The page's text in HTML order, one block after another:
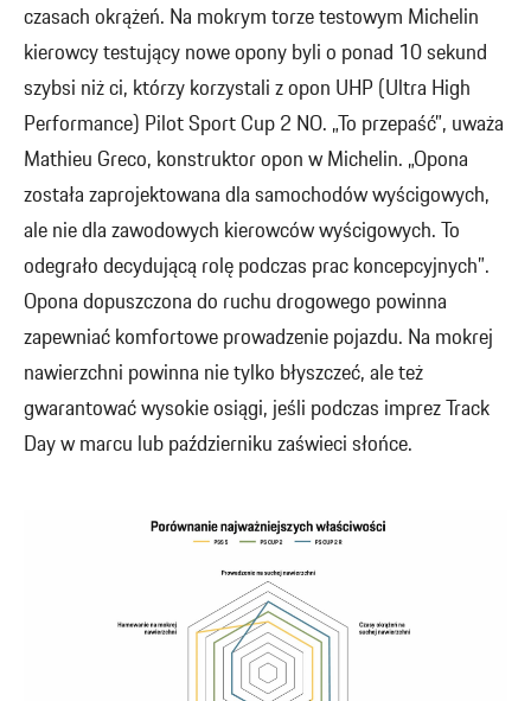
czasach okrążeń. Na mokrym torze testowym Michelin
kierowcy testujący nowe opony byli o ponad 10 sekund
szybsi niż ci, którzy korzystali z opon UHP (Ultra High
Performance) Pilot Sport Cup 2 NO. „To przepaść”, uważa
Mathieu Greco, konstruktor opon w Michelin. „Opona
została zaprojektowana dla samochodów wyścigowych,
ale nie dla zawodowych kierowców wyścigowych. To
odegrało decydującą rolę podczas prac koncepcyjnych”.
Opona dopuszczona do ruchu drogowego powinna
zapewniać komfortowe prowadzenie pojazdu. Na mokrej
nawierzchni powinna nie tylko błyszczeć, ale też
gwarantować wysokie osiągi, jeśli podczas imprez Track
Day w marcu lub październiku zaświeci słońce.